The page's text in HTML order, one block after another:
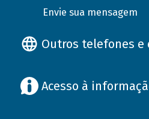
Envie sua mensagem
Outros telefones e
Acesso à